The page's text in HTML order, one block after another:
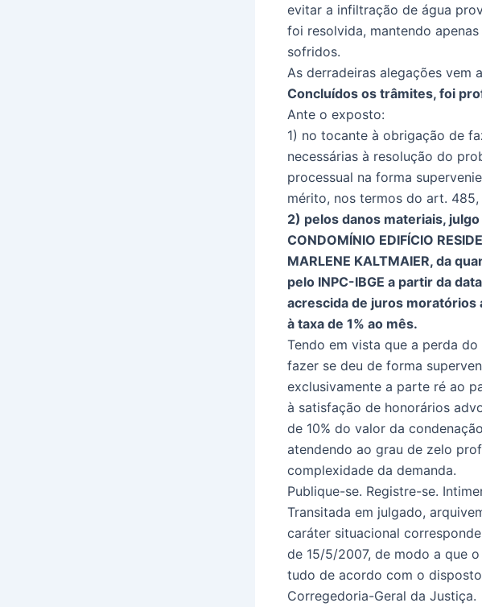
evitar a infiltração de água
foi resolvida, mantendo
sofridos.
As derradeiras alegações vem
Concluídos os trâmites, foi
Ante o exposto:
1) no tocante à obrigação de
necessárias à resolução do
processual na forma
mérito, nos termos do art. 485,
2) pelos danos materiais, julgo
CONDOMÍNIO EDIFÍCIO
MARLENE KALTMAIER, da
pelo INPC-IBGE a partir da
acrescida de juros moratórios
à taxa de 1% ao mês.
Tendo em vista que a perda
fazer se deu de forma
exclusivamente a parte ré ao
à satisfação de honorários
de 10% do valor da
atendendo ao grau de zelo
complexidade da demanda.
Publique-se. Registre-se.
Transitada em julgado,
caráter situacional
de 15/5/2007, de modo a que
tudo de acordo com o
Corregedoria-Geral da Justiça.